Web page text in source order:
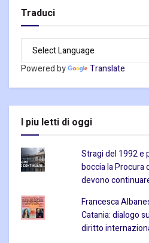
Traduci
Powered by Translate
I piu letti di oggi
Stragi del 1992 e
boccia la Procura
devono
Francesca
Catania: dialogo
diritto